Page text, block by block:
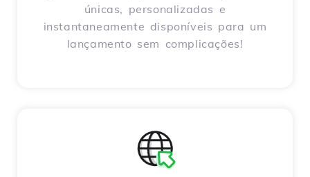
únicas, personalizadas e
instantaneamente disponíveis para um
lançamento sem complicações!